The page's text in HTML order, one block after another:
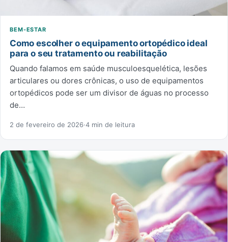
BEM-ESTAR
Como escolher o equipamento ortopédico ideal
para o seu tratamento ou reabilitação
Quando falamos em saúde musculoesquelética, lesões
articulares ou dores crônicas, o uso de equipamentos
ortopédicos pode ser um divisor de águas no processo
de…
2 de fevereiro de 2026·4 min de leitura